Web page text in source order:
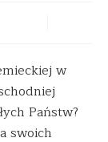
w
Państw?
swoich